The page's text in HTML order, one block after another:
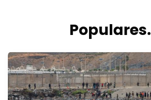
Populares.